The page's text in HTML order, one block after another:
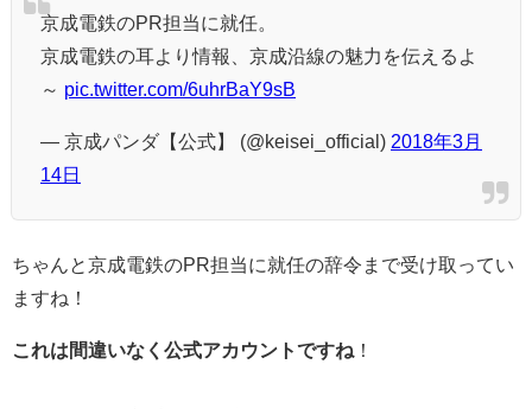
京成電鉄のPR担当に就任。
京成電鉄の耳より情報、京成沿線の魅力を伝えるよ
～ pic.twitter.com/6uhrBaY9sB
— 京成パンダ【公式】 (@keisei_official) 2018年3月
14日
ちゃんと京成電鉄のPR担当に就任の辞令まで受け取ってい
ますね！
これは間違いなく公式アカウントですね ！